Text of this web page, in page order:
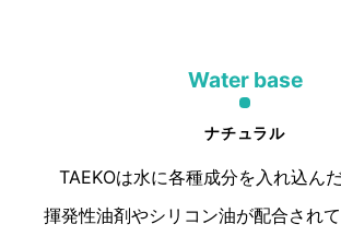
Water base
ナチュラル
TAEKOは水に各種成分を入れ込んだ
揮発性油剤やシリコン油が配合されて